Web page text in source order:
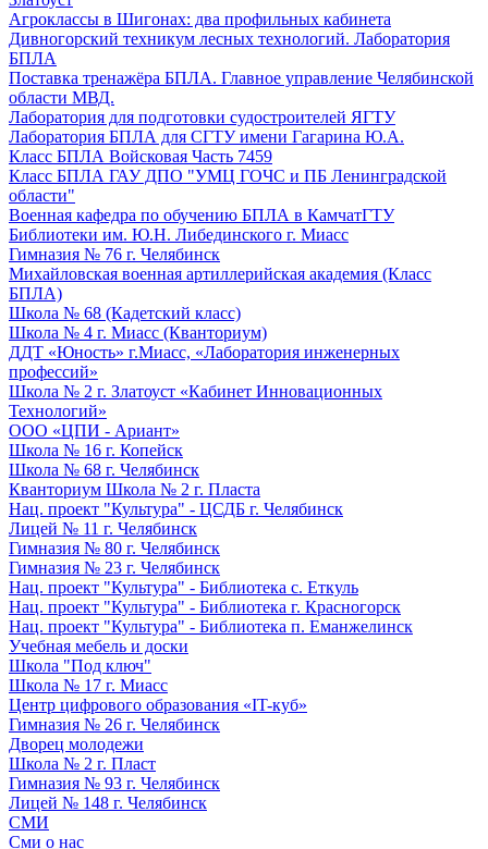
Агроклассы в Шигонах: два профильных кабинета
Дивногорский техникум лесных технологий. Лаборатория
БПЛА
Поставка тренажёра БПЛА. Главное управление Челябинской
области МВД.
Лаборатория для подготовки судостроителей ЯГТУ
Лаборатория БПЛА для СГТУ имени Гагарина Ю.А.
Класс БПЛА Войсковая Часть 7459
Класс БПЛА ГАУ ДПО "УМЦ ГОЧС и ПБ Ленинградской
области"
Военная кафедра по обучению БПЛА в КамчатГТУ
Библиотеки им. Ю.Н. Либединского г. Миасс
Гимназия № 76 г. Челябинск
Михайловская военная артиллерийская академия (Класс
БПЛА)
Школа № 68 (Кадетский класс)
Школа № 4 г. Миасс (Кванториум)
ДДТ «Юность» г.Миасс, «Лаборатория инженерных
профессий»
Школа № 2 г. Златоуст «Кабинет Инновационных
Технологий»
ООО «ЦПИ - Ариант»
Школа № 16 г. Копейск
Школа № 68 г. Челябинск
Кванториум Школа № 2 г. Пласта
Нац. проект "Культура" - ЦСДБ г. Челябинск
Лицей № 11 г. Челябинск
Гимназия № 80 г. Челябинск
Гимназия № 23 г. Челябинск
Нац. проект "Культура" - Библиотека с. Еткуль
Нац. проект "Культура" - Библиотека г. Красногорск
Нац. проект "Культура" - Библиотека п. Еманжелинск
Учебная мебель и доски
Школа "Под ключ"
Школа № 17 г. Миасс
Центр цифрового образования «IT-куб»
Гимназия № 26 г. Челябинск
Дворец молодежи
Школа № 2 г. Пласт
Гимназия № 93 г. Челябинск
Лицей № 148 г. Челябинск
СМИ
Сми о нас